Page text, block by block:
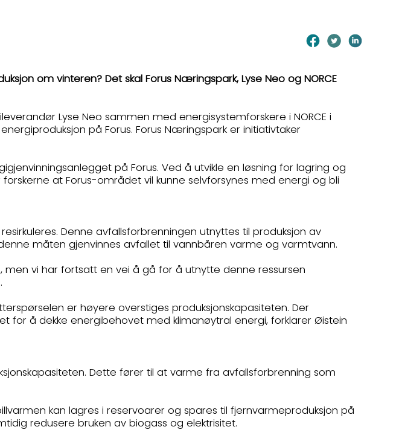
om vinteren? Det skal Forus Næringspark, Lyse Neo og NORCE
Lyse Neo sammen med energisystemforskere i NORCE i
på Forus. Forus Næringspark er initiativtaker
på Forus. Ved å utvikle en løsning for lagring og
at Forus-området vil kunne selvforsynes med energi og bli
Denne avfallsforbrenningen utnyttes til produksjon av
måten gjenvinnes avfallet til vannbåren varme og varmtvann.
vi har fortsatt en vei å gå for å utnytte denne ressursen
er høyere overstiges produksjonskapasiteten. Der
for å dekke energibehovet med klimanøytral energi, forklarer Øistein
Dette fører til at varme fra avfallsforbrenning som
kan lagres i reservoarer og spares til fjernvarmeproduksjon på
redusere bruken av biogass og elektrisitet.